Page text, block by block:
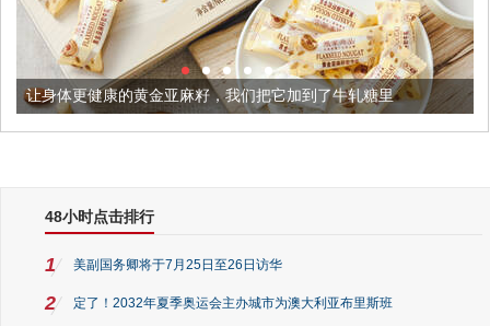
康的黄金亚麻籽，我们把它加到了牛轧糖里 被列入佛家
48小时点击排行
1 美副国务卿将于7月25日至26日访华
2 定了！2032年夏季奥运会主办城市为澳大利亚布里斯班